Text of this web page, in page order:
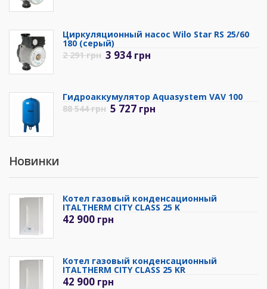
Циркуляционный насос Wilo Star RS 25/60
180 (серый)
2 291грн 3 934 грн
Гидроаккумулятор Aquasystem VAV 100
88 544грн 5 727 грн
Новинки
Котел газовый конденсационный
ITALTHERM CITY CLASS 25 K
42 900 грн
Котел газовый конденсационный
ITALTHERM CITY CLASS 25 KR
42 900 грн